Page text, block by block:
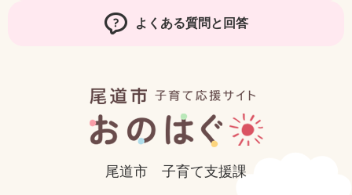
よくある質問と回答
尾道市 子育て支援課